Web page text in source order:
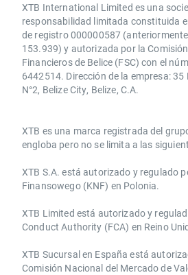
XTB International Limited es una
responsabilidad limitada constituida
de registro 000000587
153.939) y autorizada por la
Financieros de Belice (FSC) con el
6442514. Dirección de la empresa:
N°2, Belize City, Belize, C.A.
​​XTB es una marca registrada del
engloba pero no se limita a las
XTB S.A.​ está autorizado y regulado
Finansowego (KNF) ​en Polonia.
XTB Limited ​está autorizado y
Conduct Authority ​(FCA) en ​​Reino
XTB Sucursal en España está
Comisión Nacional del Mercado de